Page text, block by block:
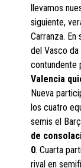
llevamos
siguiente,
Carranza.
del Vasco da
contundente
Valencia
Nueva
los cuatro
semis el
de
0. Cuarta
rival en